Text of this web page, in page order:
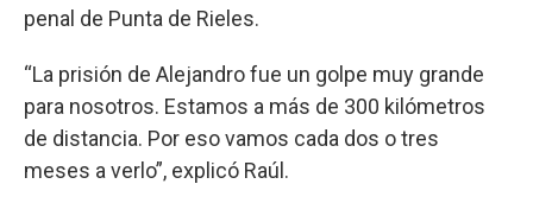
penal de Punta de Rieles.
“La prisión de Alejandro fue un golpe muy grande
para nosotros. Estamos a más de 300 kilómetros
de distancia. Por eso vamos cada dos o tres
meses a verlo”, explicó Raúl.